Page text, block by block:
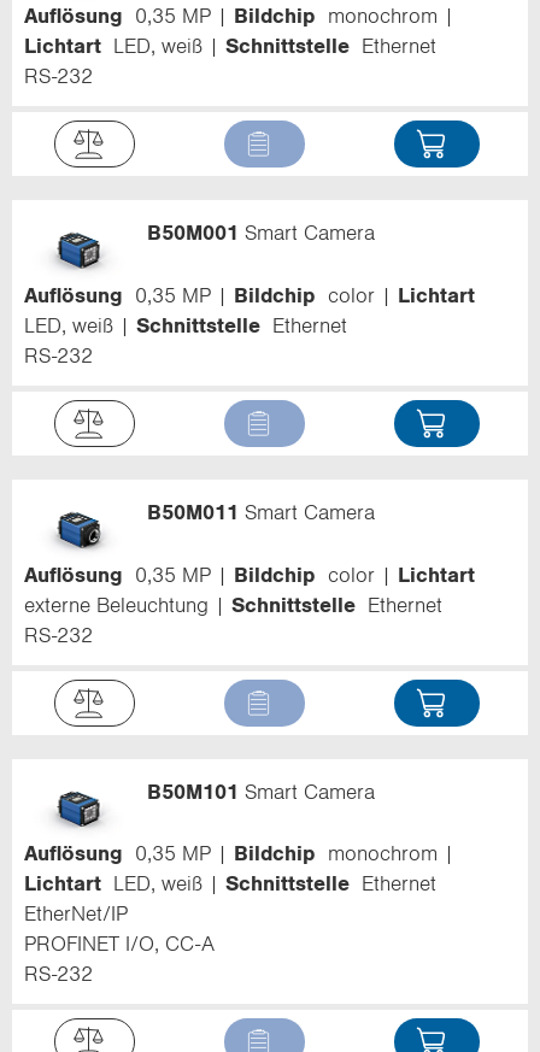
Auflösung 0,35 MP Bildchip
monochrom
Lichtart
LED, weiß Schnittstelle
Ethernet
RS-232
B50M001 Smart Camera
Auflösung 0,35 MP Bildchip color
Lichtart
LED, weiß
Schnittstelle
Ethernet
RS-232
B50M011 Smart Camera
Auflösung 0,35 MP Bildchip color
Lichtart
externe Beleuchtung
Schnittstelle
Ethernet
RS-232
B50M101 Smart Camera
Auflösung 0,35 MP Bildchip
monochrom
Lichtart
LED, weiß Schnittstelle
Ethernet
EtherNet/IP
PROFINET I/O, CC-A
RS-232